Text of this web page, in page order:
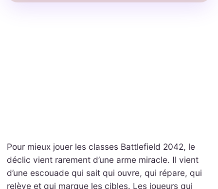
Pour mieux jouer les classes Battlefield 2042, le
déclic vient rarement d’une arme miracle. Il vient
d’une escouade qui sait qui ouvre, qui répare, qui
relève et qui marque les cibles. Les joueurs qui